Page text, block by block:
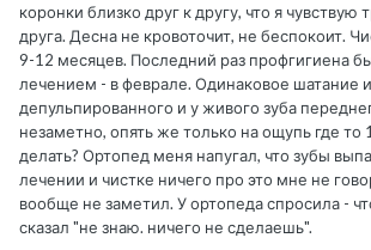
коронки близко друг к другу, что я чувствую
друга. Десна не кровоточит, не беспокоит.
9-12 месяцев. Последний раз профгигиена
лечением - в феврале. Одинаковое шатание
депульпированного и у живого зуба
незаметно, опять же только на ощупь где
делать? Ортопед меня напугал, что зубы
лечении и чистке ничего про это мне не
вообще не заметил. У ортопеда спросила -
сказал "не знаю. ничего не сделаешь".